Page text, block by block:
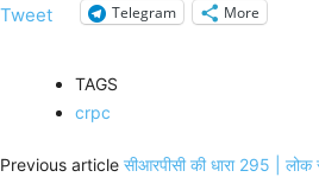
Tweet Telegram More
TAGS
crpc
Previous article सीआरपीसी की धारा 295 |